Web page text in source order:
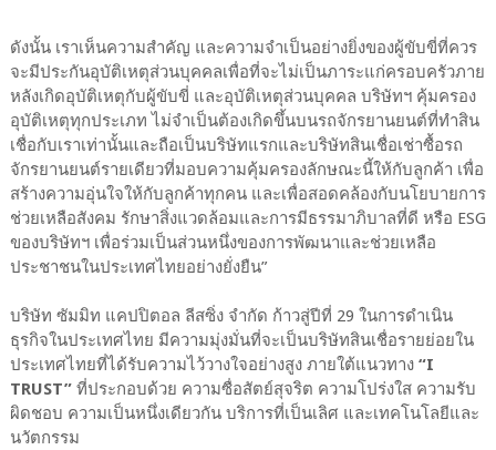
ดังนั้น เราเห็นความสำคัญ และความจำเป็นอย่างยิ่งของผู้ขับขี่ที่ควร
จะมีประกันอุบัติเหตุส่วนบุคคลเพื่อที่จะไม่เป็นภาระแก่ครอบครัวภาย
หลังเกิดอุบัติเหตุกับผู้ขับขี่ และอุบัติเหตุส่วนบุคคล บริษัทฯ คุ้มครอง
อุบัติเหตุทุกประเภท ไม่จำเป็นต้องเกิดขึ้นบนรถจักรยานยนต์ที่ทำสิน
เชื่อกับเราเท่านั้นและถือเป็นบริษัทแรกและบริษัทสินเชื่อเช่าซื้อรถ
จักรยานยนต์รายเดียวที่มอบความคุ้มครองลักษณะนี้ให้กับลูกค้า เพื่อ
สร้างความอุ่นใจให้กับลูกค้าทุกคน และเพื่อสอดคล้องกับนโยบายการ
ช่วยเหลือสังคม รักษาสิ่งแวดล้อมและการมีธรรมาภิบาลที่ดี หรือ ESG
ของบริษัทฯ เพื่อร่วมเป็นส่วนหนึ่งของการพัฒนาและช่วยเหลือ
ประชาชนในประเทศไทยอย่างยั่งยืน”
บริษัท ซัมมิท แคปปิตอล ลีสซิ่ง จำกัด ก้าวสู่ปีที่ 29 ในการดำเนิน
ธุรกิจในประเทศไทย มีความมุ่งมั่นที่จะเป็นบริษัทสินเชื่อรายย่อยใน
ประเทศไทยที่ได้รับความไว้วางใจอย่างสูง ภายใต้แนวทาง “I
TRUST”ที่ประกอบด้วย ความซื่อสัตย์สุจริต ความโปร่งใส ความรับ
ผิดชอบ ความเป็นหนึ่งเดียวกัน บริการที่เป็นเลิศ และเทคโนโลยีและ
นวัตกรรม